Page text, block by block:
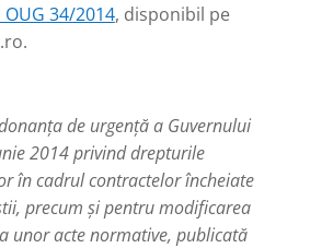
34/2014, disponibil pe
de urgenţă a Guvernului
2014 privind drepturile
în cadrul contractelor încheiate
precum şi pentru modificarea
unor acte normative, publicată